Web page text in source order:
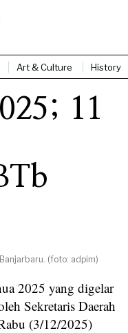
Art & Culture History
11
(foto: adpim)
2025 yang digelar
Sekretaris Daerah
(3/12/2025)